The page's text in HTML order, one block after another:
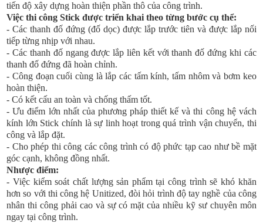
tiến độ xây dựng hoàn thiện phần thô của công trình.
Việc thi công Stick được triển khai theo từng bước cụ thể:
- Các thanh đố đứng (đố dọc) được lắp trước tiên và được lắp nối
tiếp từng nhịp với nhau.
- Các thanh đố ngang được lắp liên kết với thanh đố đứng khi các
thanh đố đứng đã hoàn chỉnh.
- Công đoạn cuối cùng là lắp các tấm kính, tấm nhôm và bơm keo
hoàn thiện.
- Có kết cấu an toàn và chống thấm tốt.
- Ưu điểm lớn nhất của phương pháp thiết kế và thi công hệ vách
kính lớn Stick chính là sự linh hoạt trong quá trình vận chuyển, thi
công và lắp đặt.
- Cho phép thi công các công trình có độ phức tạp cao như bề mặt
góc cạnh, không đồng nhất.
Nhược điểm:
- Việc kiểm soát chất lượng sản phẩm tại công trình sẽ khó khăn
hơn so với thi công hệ Unitized, đòi hỏi trình độ tay nghề của công
nhân thi công phải cao và sự có mặt của nhiều kỹ sư chuyên môn
ngay tại công trình.